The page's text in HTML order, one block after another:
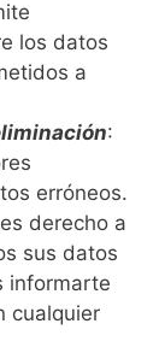
los datos
a
:
erróneos.
derecho a
sus datos
informarte
cualquier